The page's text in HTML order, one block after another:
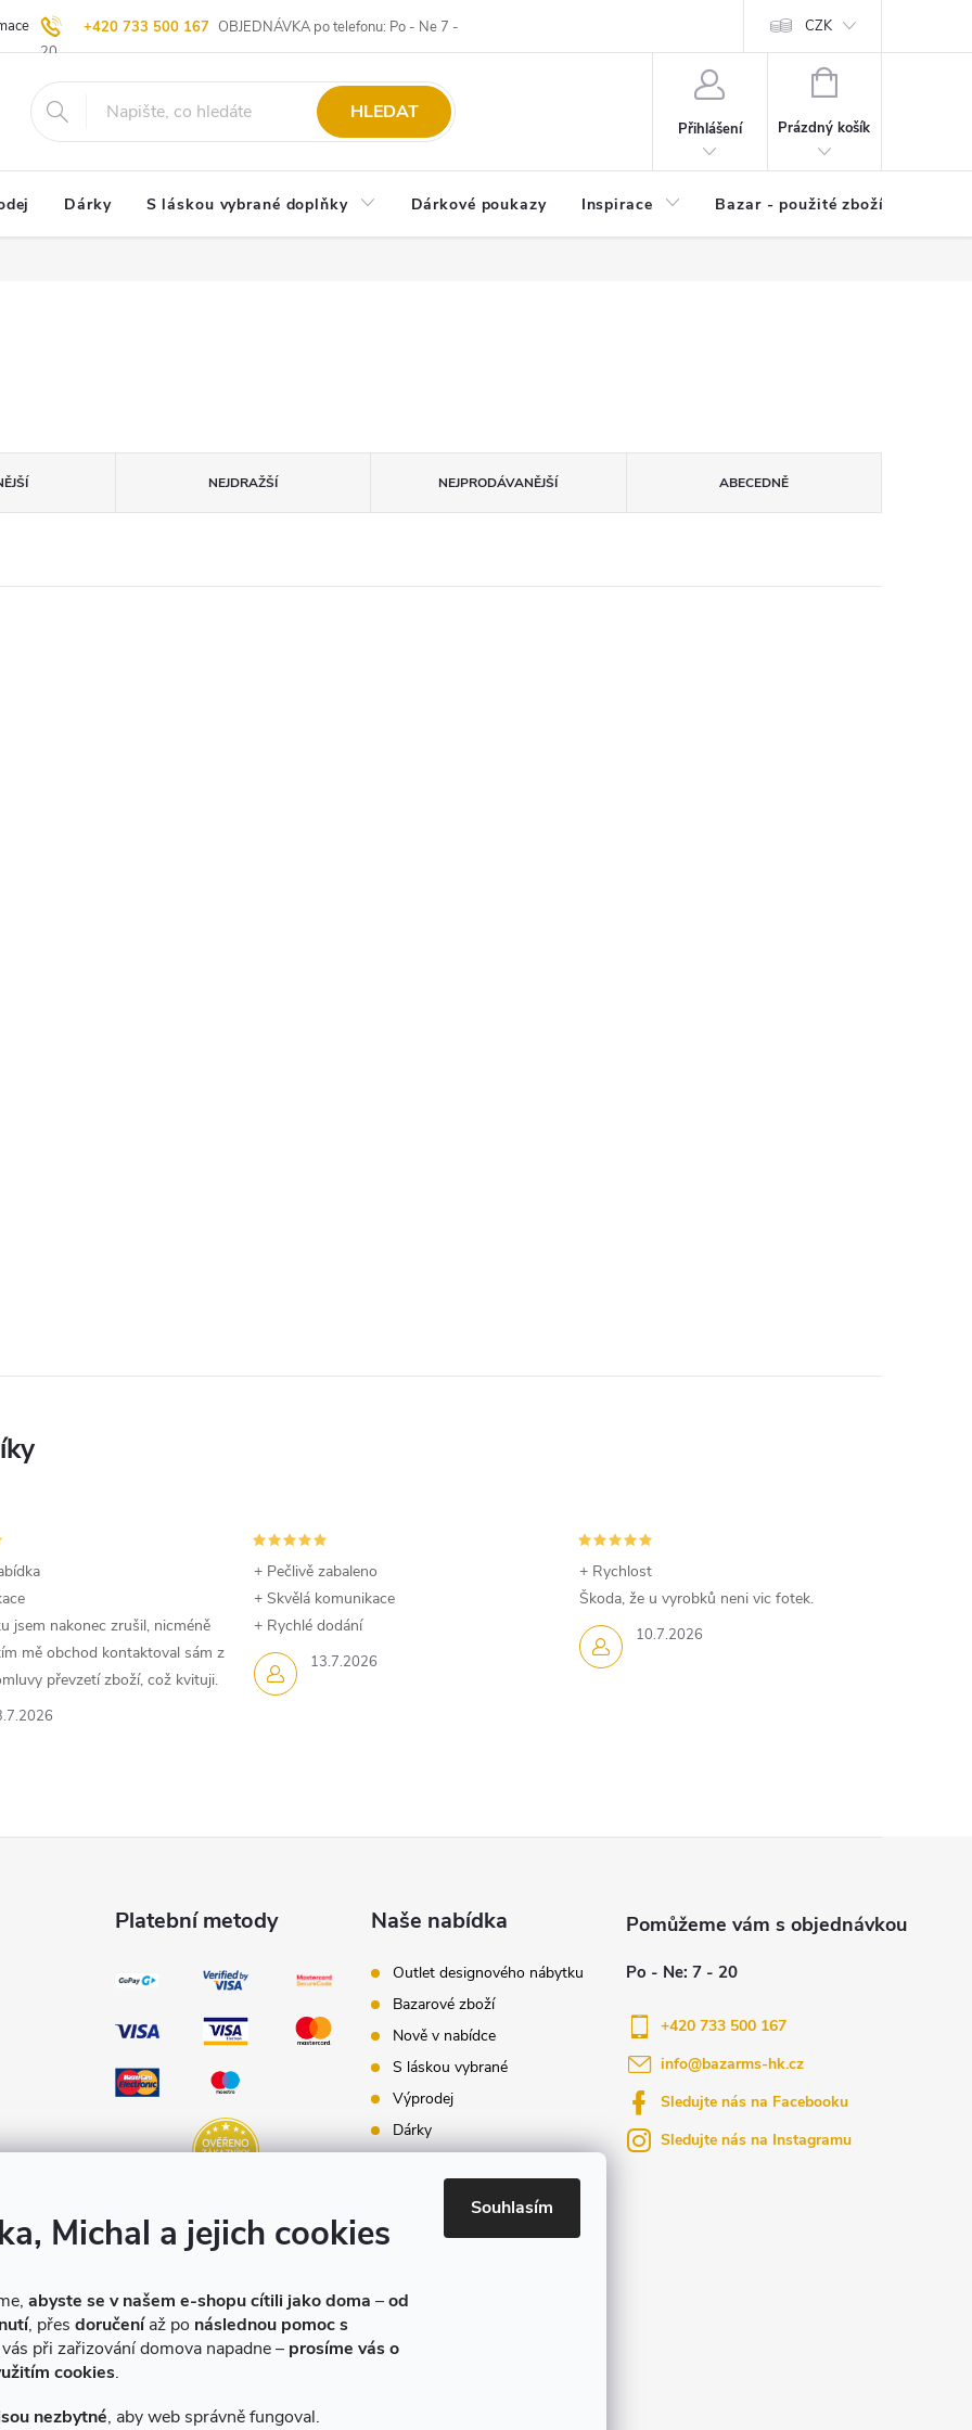
+420 733 500 167 OBJEDNÁVKA po telefonu: Po - Ne 7 -
20
Michal a jejich cookies
abyste se v našem e-shopu cítili jako doma –od
, přes doručeníaž po následnou pomoc s
při zařizování domova napadne – prosíme vás o
cookies.
nezbytné, aby web správně fungoval.
Souhlasím
| Vrácení zboží Blog 20 let u Starých Komisní prodej | Výkup zboží Kvalita zboží Spolupráce |
CZK
HLEDAT
Přihlášení
NÁKUPNÍ
Prázdný košík
Dárky S láskou vybrané doplňky Dárkové poukazy Inspirace Bazar - použité zboží
NEJDRAŽŠÍ NEJPRODÁVANĚJŠÍ ABECEDNĚ
jsem nakonec zrušil, nicméně
mě obchod kontaktoval sám z
převzetí zboží, což kvituji.
13.7.2026
+ Pečlivě zabaleno
+ Skvělá komunikace
+ Rychlé dodání
10.7.2026
+ Rychlost
Škoda, že u vyrobků neni vic fotek.
Platební metody Naše nabídka
Outlet designového nábytku
Bazarové zboží
Nově v nabídce
S láskou vybrané
Výprodej
Dárky
e-shopu
info@bazarms-hk.cz
+420 733 500 167
Sledujte nás na Facebooku
Sledujte nás na Instagramu